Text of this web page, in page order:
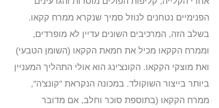
נטחנים לנוזל סמיך שנקרא ממרח קקאו.
הזה, המרכיבים השונים עדיין לא מופרדים,
הקקאו מכיל את חמאת הקקאו (השומן הטבעי)
מוצקי הקקאו. הקונצ'ינג הוא אולי התהליך המעניין
בייצור השוקולד. במכונה הנקראת "קונצ'ה",
הקקאו (בתוספת סוכר וחלב, אם מדובר